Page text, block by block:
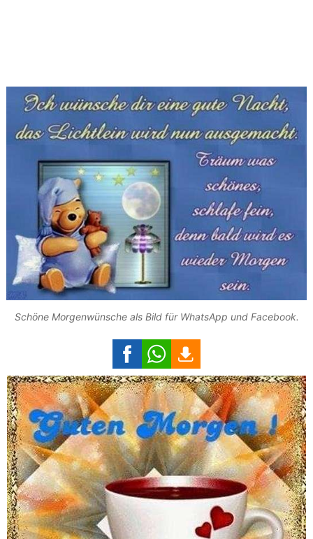
Schöne Morgenwünsche als Bild für WhatsApp und Facebook.